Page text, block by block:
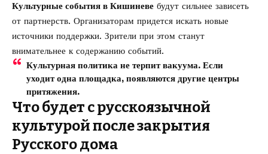
Культурные события в Кишиневе будут сильнее зависеть
от партнерств. Организаторам придется искать новые
источники поддержки. Зрители при этом станут
внимательнее к содержанию событий.
Культурная политика не терпит вакуума. Если
уходит одна площадка, появляются другие центры
притяжения.
Что будет с русскоязычной
культурой после закрытия
Русского дома